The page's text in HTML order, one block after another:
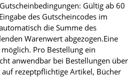
Gültig ab 60
des Gutscheincodes im
die Summe des
Warenwert abgezogen.Eine
Pro Bestellung ein
anwendbar bei Bestellungen über
rezeptpflichtige Artikel, Bücher